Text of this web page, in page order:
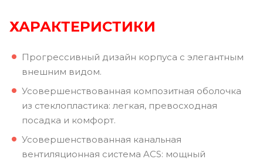
ХАРАКТЕРИСТИКИ
Прогрессивный дизайн корпуса с элегантным
внешним видом.
Усовершенствованная композитная оболочка
из стеклопластика: легкая, превосходная
посадка и комфорт.
Усовершенствованная канальная
вентиляционная система ACS: мощный